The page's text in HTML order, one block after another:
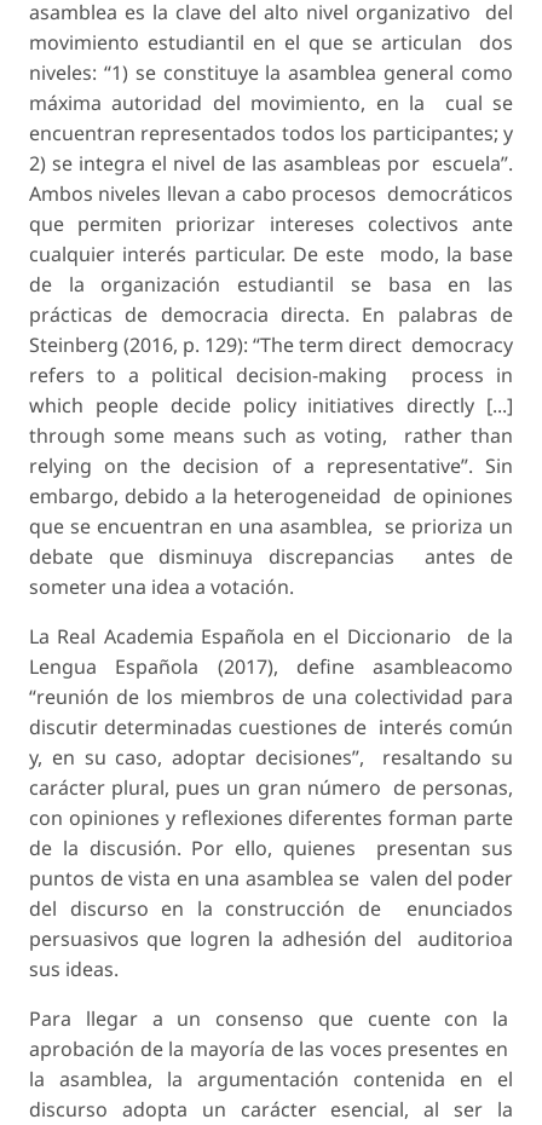
asamblea es la clave del alto nivel organizativo del
movimiento estudiantil en el que se articulan dos
niveles: “1) se constituye la asamblea general como
máxima autoridad del movimiento, en la cual se
encuentran representados todos los participantes; y
2) se integra el nivel de las asambleas por escuela”.
Ambos niveles llevan a cabo procesos democráticos
que permiten priorizar intereses colectivos ante
cualquier interés particular. De este modo, la base
de la organización estudiantil se basa en las
prácticas de democracia directa. En palabras de
Steinberg (2016, p. 129): “The term direct democracy
refers to a political decision-making process in
which people decide policy initiatives directly [...]
through some means such as voting, rather than
relying on the decision of a representative”. Sin
embargo, debido a la heterogeneidad de opiniones
que se encuentran en una asamblea, se prioriza un
debate que disminuya discrepancias antes de
someter una idea a votación.
La Real Academia Española en el Diccionario de la
Lengua Española (2017), define asambleacomo
“reunión de los miembros de una colectividad para
discutir determinadas cuestiones de interés común
y, en su caso, adoptar decisiones”, resaltando su
carácter plural, pues un gran número de personas,
con opiniones y reflexiones diferentes forman parte
de la discusión. Por ello, quienes presentan sus
puntos de vista en una asamblea se valen del poder
del discurso en la construcción de enunciados
persuasivos que logren la adhesión del auditorioa
sus ideas.
Para llegar a un consenso que cuente con la
aprobación de la mayoría de las voces presentes en
la asamblea, la argumentación contenida en el
discurso adopta un carácter esencial, al ser la